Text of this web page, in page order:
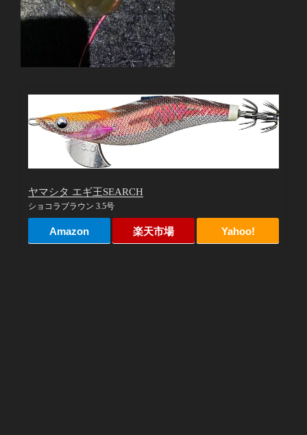
ヤマシタ エギ王SEARCH
ショコラブラウン 3.5号
Amazon 楽天市場 Yahoo!